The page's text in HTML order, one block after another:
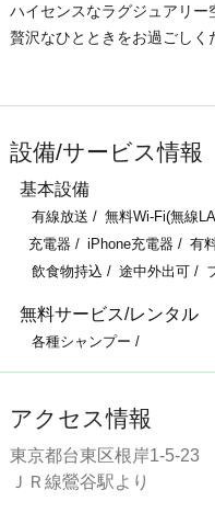
ハイセンスなラグジュアリー
贅沢なひとときをお過ごしく
設備/サービス情報
基本設備
有線放送 無料Wi-Fi(無線
充電器
iPhone充電器 有
飲食物持込
途中外出可
無料サービス/レンタル
各種シャンプー
アクセス情報
東京都台東区根岸1-5-23
ＪＲ線鶯谷駅より